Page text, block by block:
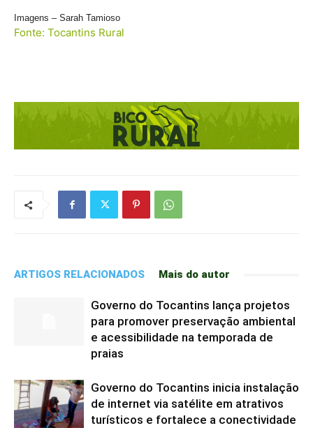
Imagens – Sarah Tamioso
Fonte: Tocantins Rural
ARTIGOS RELACIONADOS Mais do autor
Governo do Tocantins lança projetos
para promover preservação ambiental
e acessibilidade na temporada de
praias
Governo do Tocantins inicia instalação
de internet via satélite em atrativos
turísticos e fortalece a conectividade